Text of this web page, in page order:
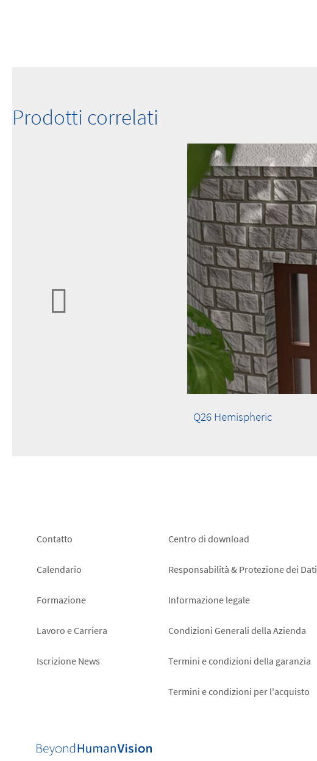
Prodotti correlati
Q26 Hemispheric
Footer
left
Contatto
Calendario
Formazione
Lavoro e Carriera
Iscrizione News
Footer
right
Centro di download
Responsabilità & Protezione dei Dati
Informazione legale
Condizioni Generali della Azienda
Termini e condizioni della garanzia
Termini e condizioni per l'acquisto